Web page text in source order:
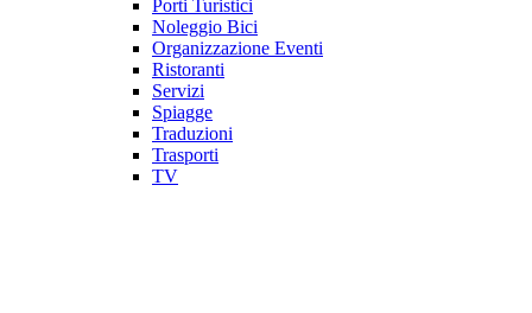
Porti Turistici
Noleggio Bici
Organizzazione Eventi
Ristoranti
Servizi
Spiagge
Traduzioni
Trasporti
TV